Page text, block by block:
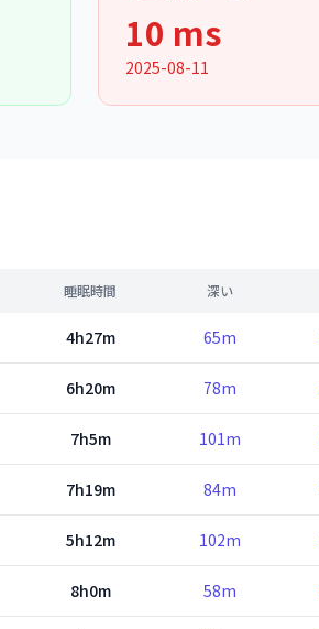
10 ms
2025-08-11
睡眠時間 深い
4h27m 65m
6h20m 78m
7h5m 101m
7h19m 84m
5h12m 102m
8h0m 58m